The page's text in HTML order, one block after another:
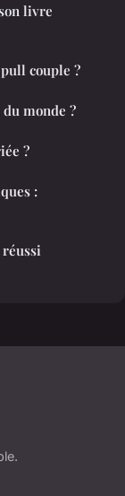
livre
couple ?
monde ?
?
: